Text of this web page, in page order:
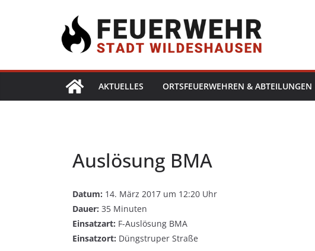
AKTUELLES ORTSFEUERWEHREN & ABTEILUNGEN
Auslösung BMA
Datum: 14. März 2017 um 12:20 Uhr
Dauer: 35 Minuten
Einsatzart: F-Auslösung BMA
Einsatzort: Düngstruper Straße